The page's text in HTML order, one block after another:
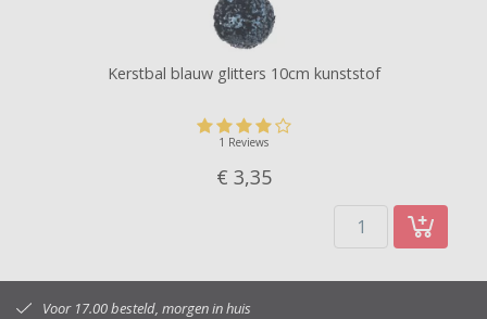
Kerstbal blauw glitters 10cm kunststof
1 Reviews
€ 3,35
Voor 17.00 besteld, morgen in huis